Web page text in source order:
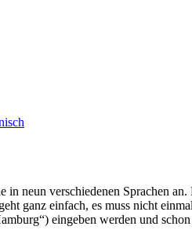
neun verschiedenen Sprachen
ganz einfach, es muss nicht
eingeben werden und